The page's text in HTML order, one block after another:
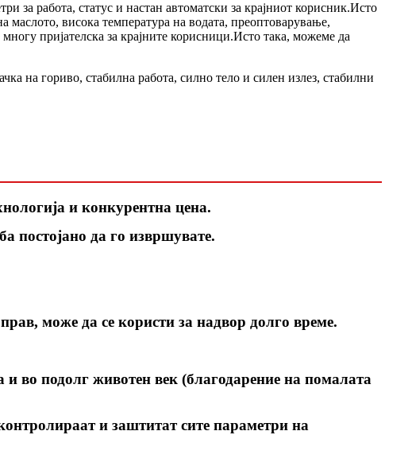
за работа, статус и настан автоматски за крајниот корисник.Исто
маслото, висока температура на водата, преоптоварување,
пријателска за крајните корисници.Исто така, можеме да
на гориво, стабилна работа, силно тело и силен излез, стабилни
и конкурентна цена.
постојано да го извршувате.
може да се користи за надвор долго време.
во подолг животен век (благодарение на помалата
и заштитат сите параметри на